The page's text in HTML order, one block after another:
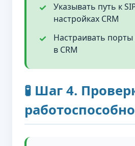
Указывать путь к
настройках CRM
Настраивать порты
в CRM
🧪 Шаг 4.